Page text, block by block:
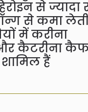
से
से कमा लेती
में करीना
कैटरीना
शामिल हैं